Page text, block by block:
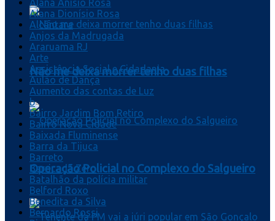
Não me deixa morrer tenho duas filhas
Operação Policial no Complexo do Salgueiro
Alana Dionísio Rosa
Alcântara
Anjos da Madrugada
Araruama RJ
Arte
Assistência Social e Cidadania
Aulão de Dança
Aumento das contas de Luz
b
Bairro Jardim Bom Retiro
Bairro Nova Cidade
Baixada Fluminense
Barra da Tijuca
Barreto
Barricada Zero
Batalhão da polícia militar
Belford Roxo
Benedita da Silva
Bernardo Rossi